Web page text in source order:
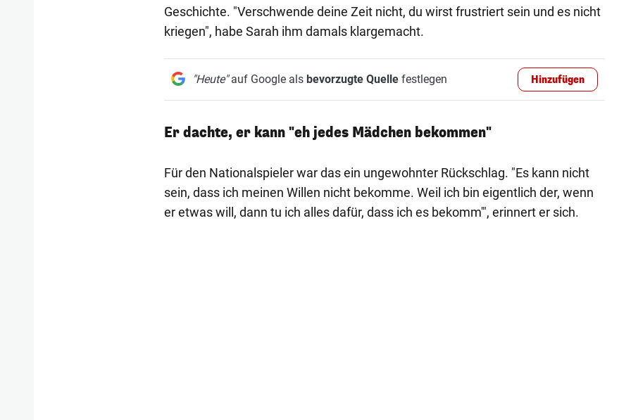
Geschichte. "Verschwende deine Zeit nicht, du wirst frustriert sein und es nicht
kriegen", habe Sarah ihm damals klargemacht.
"Heute"auf Google als bevorzugte Quellefestlegen Hinzufügen
Er dachte, er kann "eh jedes Mädchen bekommen"
Für den Nationalspieler war das ein ungewohnter Rückschlag. "Es kann nicht
sein, dass ich meinen Willen nicht bekomme. Weil ich bin eigentlich der, wenn
er etwas will, dann tu ich alles dafür, dass ich es bekomm'", erinnert er sich.